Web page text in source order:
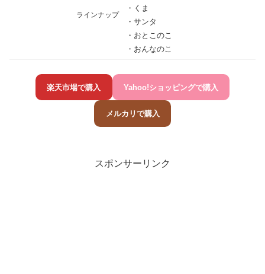
ラインナップ
・くま
・サンタ
・おとこのこ
・おんなのこ
楽天市場で購入 Yahoo!ショッピングで購入
メルカリで購入
スポンサーリンク